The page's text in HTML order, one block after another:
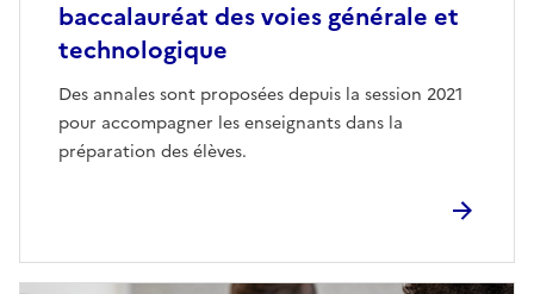
baccalauréat des voies générale et
technologique
Des annales sont proposées depuis la session 2021
pour accompagner les enseignants dans la
préparation des élèves.